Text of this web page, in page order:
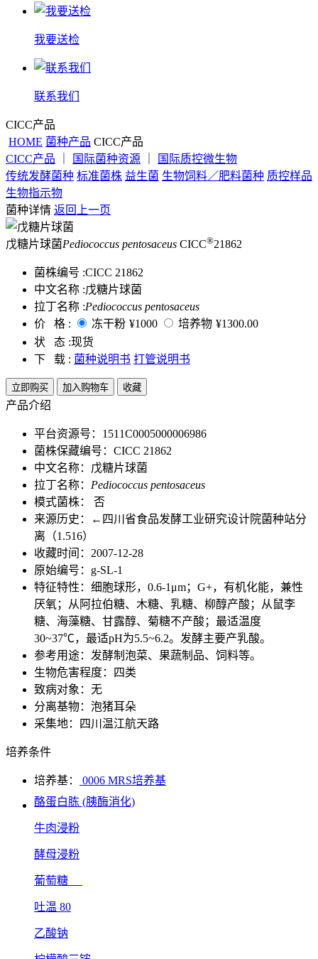
我要送检
联系我们
CICC产品
HOME 菌种产品 CICC产品
CICC产品
国际菌种资源
国际质控微生物
传统发酵菌种 标准菌株 益生菌 生物饲料／肥料菌种 质控样品
生物指示物
菌种详情 返回上一页
戊糖片球菌Pediococcus pentosaceus CICC®21862
菌株编号 :CICC 21862
中文名称 :戊糖片球菌
拉丁名称 :Pediococcus pentosaceus
价 格 :
冻干粉 ¥1000 培养物 ¥1300.00
状 态 :现货
下 载 : 菌种说明书 打管说明书
立即购买 加入购物车 收藏
产品介绍
平台资源号：1511C0005000006986
菌株保藏编号：CICC 21862
中文名称：戊糖片球菌
拉丁名称： Pediococcus pentosaceus
模式菌株： 否
来源历史：←四川省食品发酵工业研究设计院菌种站分
离（1.516）
收藏时间：2007-12-28
原始编号：g-SL-1
特征特性：细胞球形，0.6-1μm；G+，有机化能，兼性
厌氧；从阿拉伯糖、木糖、乳糖、柳醇产酸；从鼠李
糖、海藻糖、甘露醇、菊糖不产酸；最适温度
30~37℃，最适pH为5.5~6.2。发酵主要产乳酸。
参考用途：发酵制泡菜、果蔬制品、饲料等。
生物危害程度：四类
致病对象：无
分离基物：泡猪耳朵
采集地：四川温江航天路
培养条件
培养基：
0006 MRS培养基
酪蛋白胨 (胰酶消化)
牛肉浸粉
酵母浸粉
葡萄糖
吐温 80
乙酸钠